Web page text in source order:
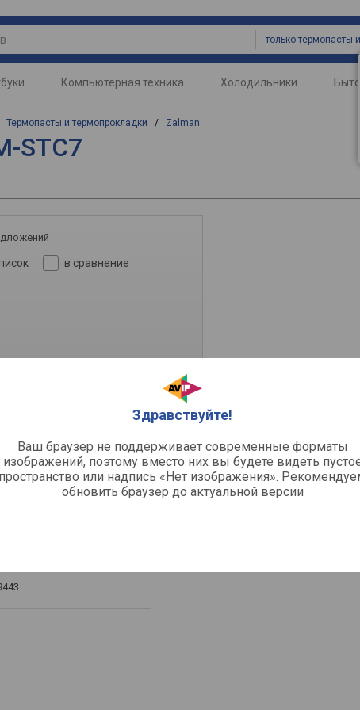
Здравствуйте!
Ваш браузер не поддерживает современные форматы
изображений, поэтому вместо них вы будете видеть
пространство или надпись «Нет изображения».
обновить браузер до актуальной версии
Компьютерная техника Холодильники
Термопасты и термопрокладки / Zalman
STC7
в сравнение